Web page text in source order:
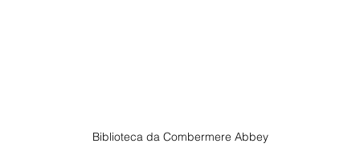
Biblioteca da Combermere Abbey